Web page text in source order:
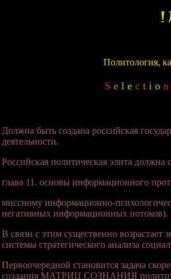
Политология,
S e l e c t i o n
Должна быть создана российская
деятельности.
Российская политическая элита
глава 11. основы информационного
миссному информационно-
негативных информационных потоков).
В связи с этим существенно
системы стратегического анализа
Первоочередной становится задача
создания МАТРИЦ СОЗНАНИЯ